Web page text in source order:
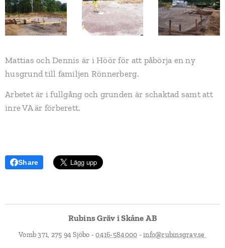
Mattias och Dennis är i Höör för att påbörja en ny
husgrund till familjen Rönnerberg.
Arbetet är i fullgång och grunden är schaktad samt att
inre VA är förberett.
Share
Rubins Gräv i Skåne AB
Vomb 371, 275 94 Sjöbo -0416-584000 -info@rubinsgrav.se